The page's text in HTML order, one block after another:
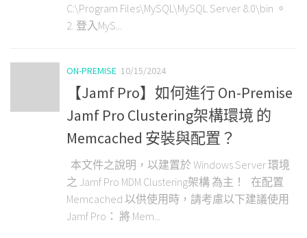
C:\Program Files\MySQL\MySQL Server 8.0\bin 。
2. 登入MyS...
ON-PREMISE 10/15/2024
【Jamf Pro】如何進行 On-Premise
Jamf Pro Clustering架構環境 的
Memcached 安裝與配置？
本文件之說明，以建置於 Windows Server 環境
之 Jamf Pro MDM Clustering架構 為主！ 在配置
Memcached 以供使用時，請考慮以下建議使用
Jamf Pro： 將 Mem...